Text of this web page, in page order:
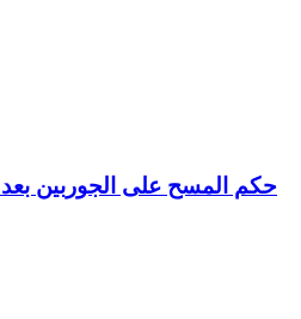
حكم المسح على الجوربين بعد